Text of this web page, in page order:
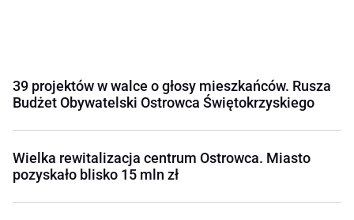
39 projektów w walce o głosy mieszkańców. Rusza
Budżet Obywatelski Ostrowca Świętokrzyskiego
Wielka rewitalizacja centrum Ostrowca. Miasto
pozyskało blisko 15 mln zł